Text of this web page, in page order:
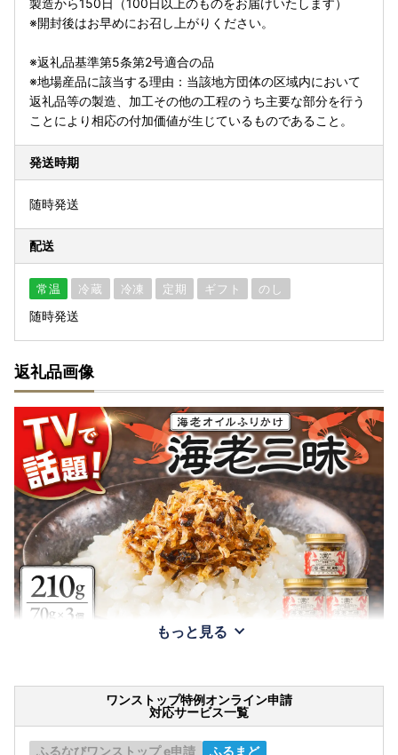
製造から150日（100日以上のものをお届けいたします）
※開封後はお早めにお召し上がりください。
※返礼品基準第5条第2号適合の品
※地場産品に該当する理由：当該地方団体の区域内において
返礼品等の製造、加工その他の工程のうち主要な部分を行う
ことにより相応の付加価値が生じているものであること。
発送時期
随時発送
配送
常温 冷蔵 冷凍 定期 ギフト のし
随時発送
返礼品画像
もっと見る
ワンストップ特例オンライン申請
対応サービス一覧
ふるなびワンストップ e申請 ふるまど